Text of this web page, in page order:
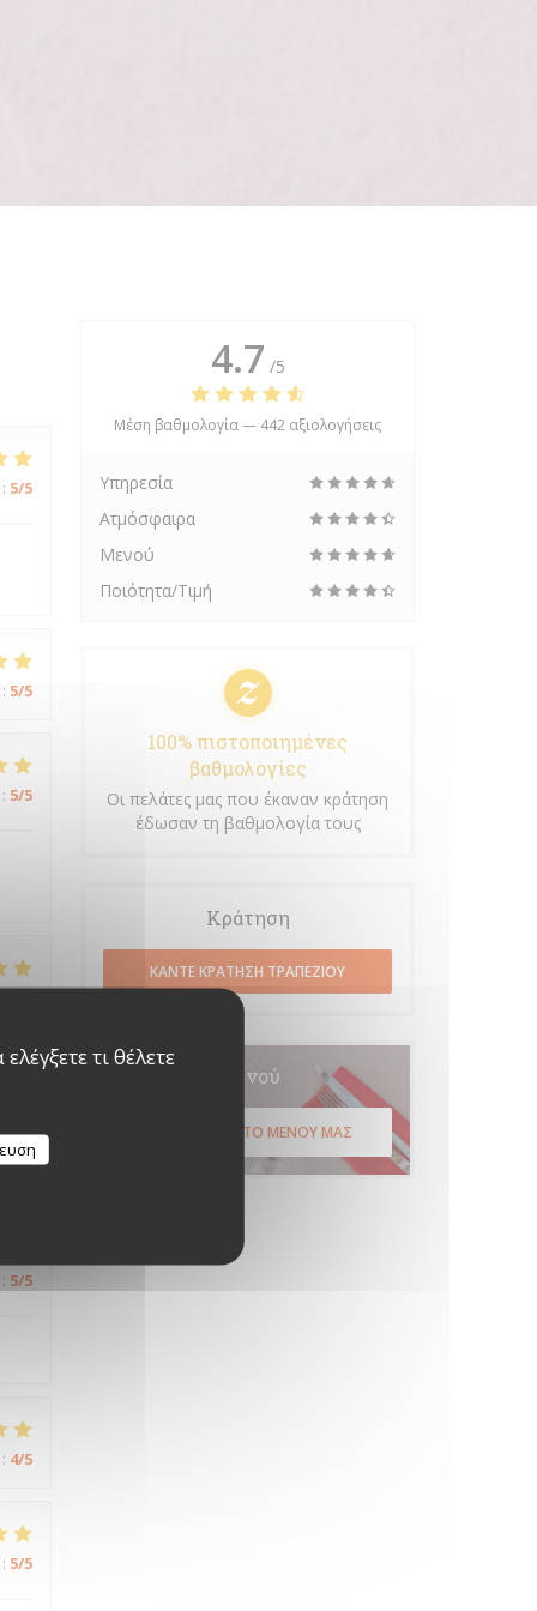
τι θέλετε
: 5/5
: 5/5
: 5/5
: 5/5
: 4/5
: 5/5
4.7 /5
Μέση βαθμολογία — 442 αξιολογήσεις
Υπηρεσία
Ατμόσφαιρα
Μενού
Ποιότητα/Τιμή
100% πιστοποιημένες
βαθμολογίες
Οι πελάτες μας που έκαναν κράτηση
έδωσαν τη βαθμολογία τους
Κράτηση
ΚΆΝΤΕ ΚΡΆΤΗΣΗ ΤΡΑΠΕΖΙΟΎ
Μενού
ΑΝΑΚΑΛΎΨΤΕ ΤΟ ΜΕΝΟΎ ΜΑΣ